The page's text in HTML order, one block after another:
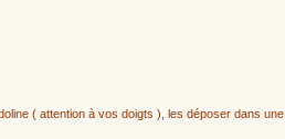
( attention à vos doigts ), les déposer dans une